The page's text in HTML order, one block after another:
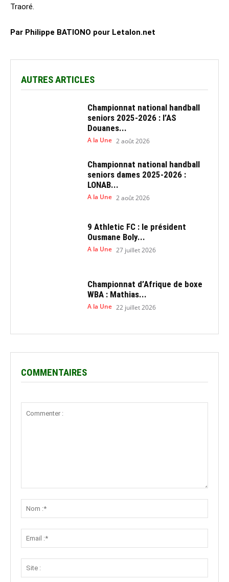
Traoré.
Par Philippe BATIONO pour Letalon.net
AUTRES ARTICLES
Championnat national handball
seniors 2025-2026 : l’AS
Douanes...
A la Une 2 août 2026
Championnat national handball
seniors dames 2025-2026 :
LONAB...
A la Une 2 août 2026
9 Athletic FC : le président
Ousmane Boly...
A la Une 27 juillet 2026
Championnat d’Afrique de boxe
WBA : Mathias...
A la Une 22 juillet 2026
COMMENTAIRES